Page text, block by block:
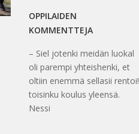
OPPILAIDEN
KOMMENTTEJA
– Siel jotenki meidän luokal
oli parempi yhteishenki, et
oltiin enemmä sellasii rentoi!
toisinku koulus yleensä.
Nessi